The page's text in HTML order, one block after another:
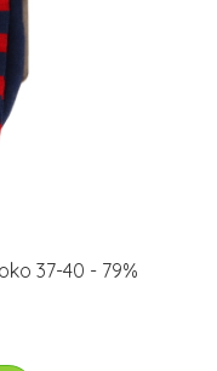
37-40 - 79%